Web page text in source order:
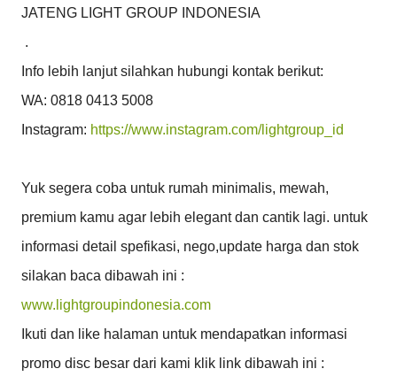
JATENG LIGHT GROUP INDONESIA
Info lebih lanjut silahkan hubungi kontak berikut:
WA: 0818 0413 5008
Instagram: https://www.instagram.com/lightgroup_id
Yuk segera coba untuk rumah minimalis, mewah,
premium kamu agar lebih elegant dan cantik lagi. untuk
informasi detail spefikasi, nego,update harga dan stok
www.lightgroupindonesia.com
Ikuti dan like halaman untuk mendapatkan informasi